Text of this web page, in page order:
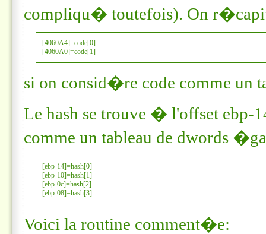
compliqu� toutefois). On
[4060A4]=code[0]
[4060A0]=code[1]
si on consid�re code comme un
Le hash se trouve � l'offset ebp-
comme un tableau de dwords
[ebp-14]=hash[0]
[ebp-10]=hash[1]
[ebp-0c]=hash[2]
[ebp-08]=hash[3]
Voici la routine comment�e: